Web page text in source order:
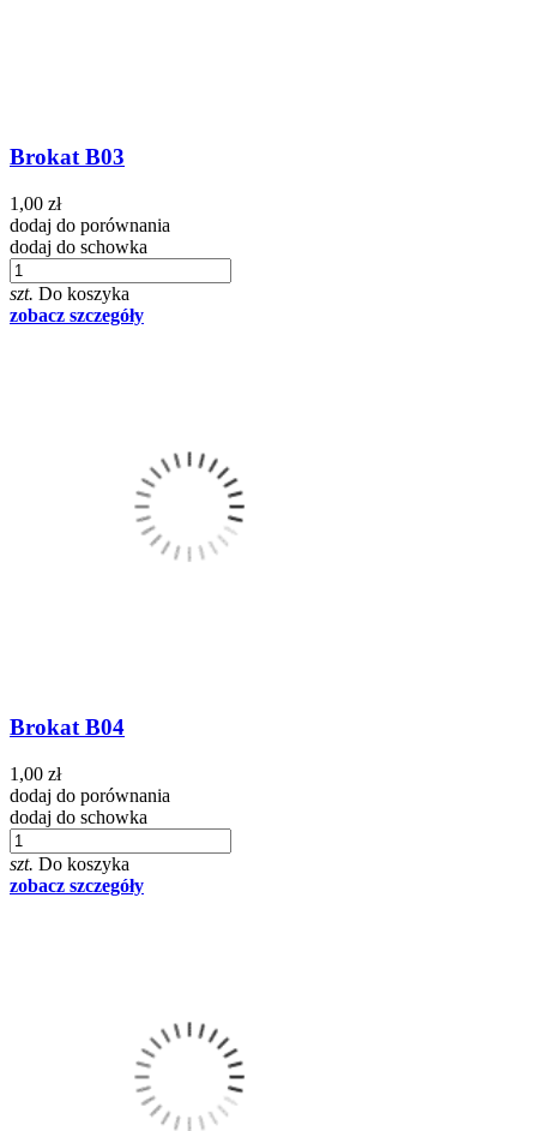
Brokat B03
1,00 zł
dodaj do porównania
dodaj do schowka
szt. Do koszyka
zobacz szczegóły
Brokat B04
1,00 zł
dodaj do porównania
dodaj do schowka
szt. Do koszyka
zobacz szczegóły